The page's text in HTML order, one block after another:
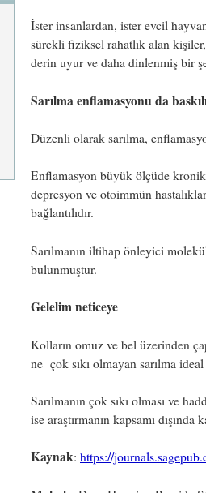
İster insanlardan, ister evcil
sürekli fiziksel rahatlık alan
derin uyur ve daha dinlenmiş bir
Sarılma enflamasyonu da
Düzenli olarak sarılma,
Enflamasyon büyük ölçüde
depresyon ve otoimmün
bağlantılıdır.
Sarılmanın iltihap önleyici
bulunmuştur.
Gelelim neticeye
Kolların omuz ve bel üzerinden
ne çok sıkı olmayan sarılma
Sarılmanın çok sıkı olması ve
ise araştırmanın kapsamı dışında
Kaynak: https://